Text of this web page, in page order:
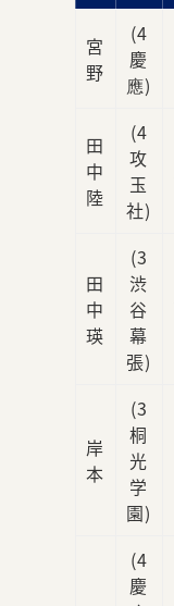
宮
野
(4
慶
應)
田
中
陸
(4
攻
玉
社)
田
中
瑛
(3
渋
谷
幕
張)
岸
本
(3
桐
光
学
園)
(4
慶